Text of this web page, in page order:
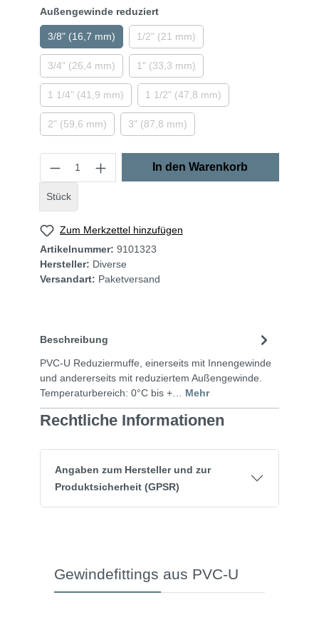
Außengewinde reduziert
3/8" (16,7 mm) 1/2" (21 mm)
3/4" (26,4 mm) 1" (33,3 mm)
1 1/4" (41,9 mm) 1 1/2" (47,8 mm)
2" (59,6 mm) 3" (87,8 mm)
Stück
In den Warenkorb
Zum Merkzettel hinzufügen
Artikelnummer: 9101323
Hersteller: Diverse
Versandart: Paketversand
Beschreibung
PVC-U Reduziermuffe, einerseits mit Innengewinde
und andererseits mit reduziertem Außengewinde.
Temperaturbereich: 0°C bis +… Mehr
Rechtliche Informationen
Angaben zum Hersteller und zur
Produktsicherheit (GPSR)
Gewindefittings aus PVC-U